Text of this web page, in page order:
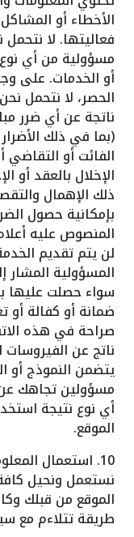
الأخطاء أو
فعاليتها. لا
مسؤولية من أي
أو الخدمات. على
الحصر، لا نتحمل
ناتجة عن أي ضرر
(بما في ذلك
الفائت أو
الإخلال بالعقد أو
ذلك الإهمال
بإمكانية حصول
المنصوص عليه
لن يتم تقديم
المسؤولية المشار
سواء حصلت
ضمانة أو كفالة
صراحة في هذه
ناتج عن
يتضمن النموذج أو
مسؤولين تجاهك
أي نوع نتيجة
الموقع.
10. استعمال
نستعمل ونحيل
الموقع من قبلك
طريقة تتلاءم مع